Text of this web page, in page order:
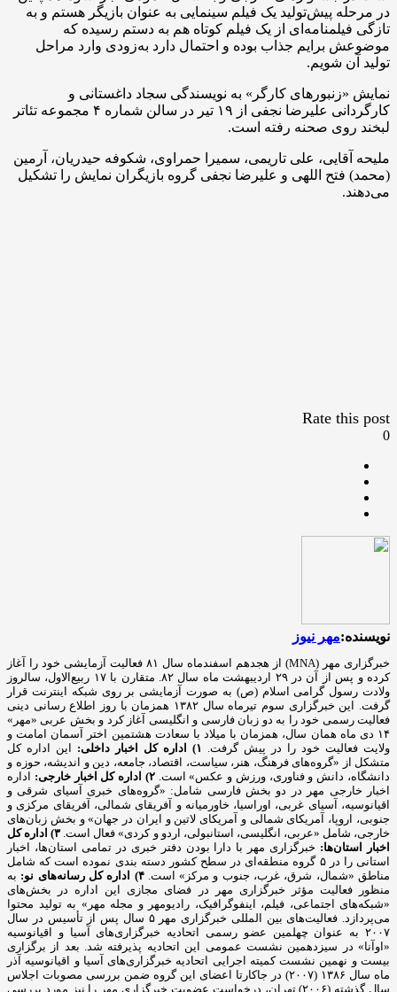
در مرحله پیش‌تولید یک فیلم سینمایی به عنوان بازیگر هستم و به
تازگی فیلمنامه‌ای از یک فیلم کوتاه هم به دستم رسیده که
موضوعش برایم جذاب بوده و احتمال دارد به‌زودی وارد مراحل
تولید آن شویم.
نمایش «زنبورهای کارگر» به نویسندگی سجاد داغستانی و
کارگردانی علیرضا نجفی از ۱۹ تیر در سالن شماره ۴ مجموعه تئاتر
لبخند روی صحنه رفته است.
ملیحه ‌آقایی، علی ‌تاریمی، سمیرا حمراوی، شکوفه ‌حیدریان، آرمین
(محمد) ‌فتح ‌اللهی و علیرضا ‌نجفی گروه بازیگران نمایش را تشکیل
می‌دهند.
Rate this post
0
نویسنده:مهر نیوز
خبرگزاری مهر (MNA) از هجدهم اسفندماه سال ۸۱ فعالیت آزمایشی خود را آغاز
کرده و پس از آن در ۲۹ اردیبهشت ماه سال ۸۲. متقارن با ۱۷ ربیع‌الاول، سالروز
ولادت رسول گرامی اسلام (ص) به صورت آزمایشی بر روی شبکه اینترنت قرار
گرفت. این خبرگزاری سوم تیرماه سال ۱۳۸۲ همزمان با روز اطلاع رسانی دینی
فعالیت رسمی خود را به دو زبان فارسی و انگلیسی آغاز کرد و بخش عربی «مهر»
۱۴ دی ماه همان سال، همزمان با میلاد با سعادت هشتمین اختر آسمان امامت و
ولایت فعالیت خود را در پیش گرفت.
۱) اداره کل اخبار داخلی:
این اداره کل
متشکل از «گروه‌های فرهنگ، هنر، سیاست، اقتصاد، جامعه، دین و اندیشه، حوزه و
دانشگاه، دانش و فناوری، ورزش و عکس» است.۲) اداره کل اخبار خارجی:
اداره
اخبار خارجی مهر در دو بخش فارسی شامل: «گروه‌های خبری آسیای شرقی و
اقیانوسیه، آسیای غربی، اوراسیا، خاورمیانه و آفریقای شمالی، آفریقای مرکزی و
جنوبی، اروپا، آمریکای شمالی و آمریکای لاتین و ایران در جهان» و بخش زبان‌های
خارجی، شامل «عربی، انگلیسی، استانبولی، اردو و کردی» فعال است. ۳) اداره کل
اخبار استان‌ها: خبرگزاری مهر با دارا بودن دفتر خبری در تمامی استان‌ها، اخبار
استانی را در ۵ گروه منطقه‌ای در سطح کشور دسته بندی نموده است که شامل
مناطق «شمال، شرق، غرب، جنوب و مرکز» است.۴) اداره کل رسانه‌های نو:
به
منظور فعالیت مؤثر خبرگزاری مهر در فضای مجازی این اداره در بخش‌های
«شبکه‌های اجتماعی، فیلم، اینفوگرافیک، رادیومهر و مجله مهر» به تولید محتوا
می‌پردازد. فعالیت‌های بین المللی خبرگزاری مهر ۵ سال پس از تأسیس در سال
۲۰۰۷ به عنوان چهلمین عضو رسمی اتحادیه خبرگزاری‌های آسیا و اقیانوسیه
«اوآنا» در سیزدهمین نشست عمومی این اتحادیه پذیرفته شد. بعد از برگزاری
بیست و نهمین نشست کمیته اجرایی اتحادیه خبرگزاری‌های آسیا و اقیانوسیه آذر
ماه سال ۱۳۸۶ (۲۰۰۷) در جاکارتا اعضای این گروه ضمن بررسی مصوبات اجلاس
سال گذشته (۲۰۰۶) تهران، درخواست عضویت خبرگزاری مهر را نیز مورد بررسی